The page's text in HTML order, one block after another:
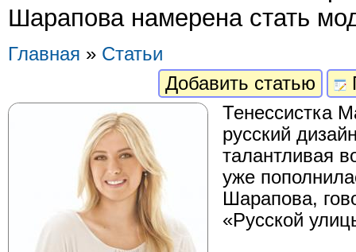
Шарапова намерена стать
Главная » Статьи
Добавить статью
Тенессистка
русский
талантливая
уже
Шарапова,
«Русской